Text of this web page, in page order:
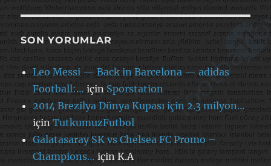
SON YORUMLAR
Leo Messi — Back in Barcelona — adidas
Football:… içinSporstation
2014 Brezilya Dünya Kupası için 2.3 milyon…
içinTutkumuzFutbol
Galatasaray SK vs Chelsea FC Promo –
Champions… içinK.A